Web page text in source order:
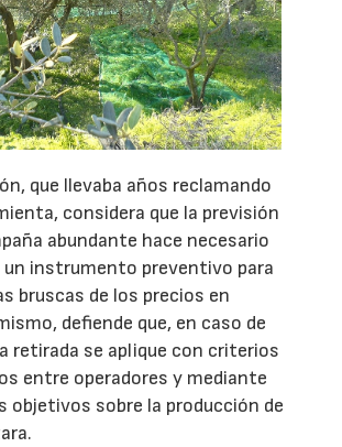
que llevaba años reclamando
considera que la previsión
abundante hace necesario
instrumento preventivo para
bruscas de los precios en
defiende que, en caso de
retirada se aplique con criterios
entre operadores y mediante
objetivos sobre la producción de